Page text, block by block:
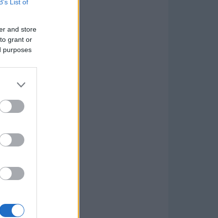
List of
and store
grant or
purposes